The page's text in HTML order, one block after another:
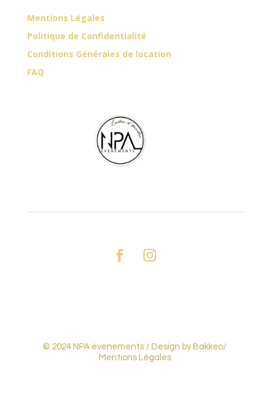
Mentions Légales
Politique de Confidentialité
Conditions Générales de location
FAQ
© 2024 NPA évenements / Design by Bakkeo/
Mentions Légales